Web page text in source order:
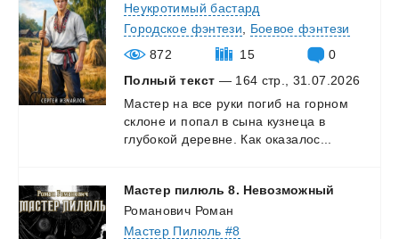
Неукротимый бастард
Городское фэнтези
Боевое фэнтези
872
15
0
Полный текст — 164 стр., 31.07.2026
Мастер на все руки погиб на горном
склоне и попал в сына кузнеца в
глубокой деревне. Как оказалос...
Мастер пилюль 8. Невозможный
Романович Роман
Мастер Пилюль #8